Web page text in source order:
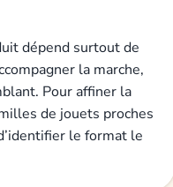
dépend surtout de
la marche,
Pour affiner la
de jouets proches
le format le